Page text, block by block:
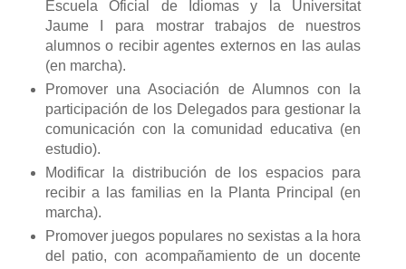
Escuela Oficial de Idiomas y la Universitat
Jaume I para mostrar trabajos de nuestros
alumnos o recibir agentes externos en las aulas
(en marcha).
Promover una Asociación de Alumnos con la
participación de los Delegados para gestionar la
comunicación con la comunidad educativa (en
estudio).
Modificar la distribución de los espacios para
recibir a las familias en la Planta Principal (en
marcha).
Promover juegos populares no sexistas a la hora
del patio, con acompañamiento de un docente